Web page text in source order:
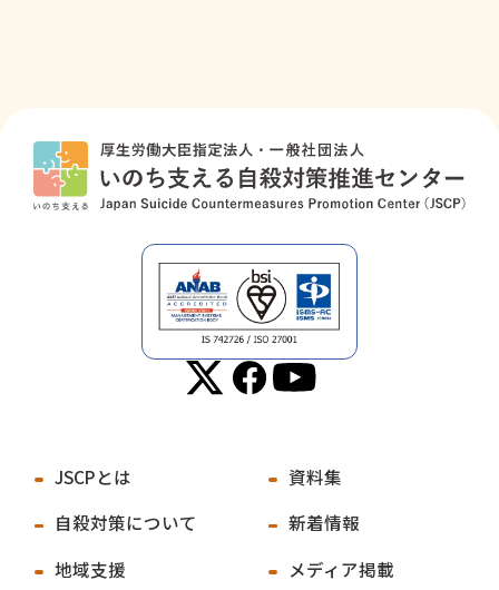
JSCPとは
自殺対策について
地域支援
資料集
新着情報
メディア掲載